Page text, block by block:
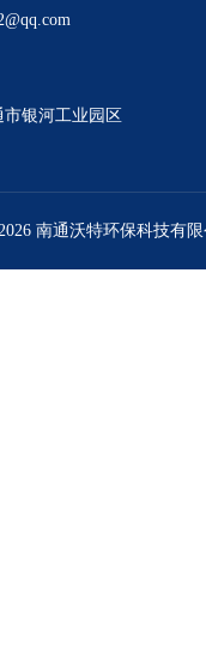
银河工业园区
南通沃特环保科技有